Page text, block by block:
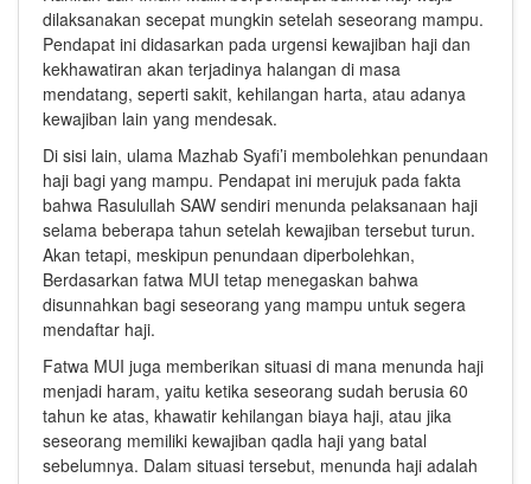
dilaksanakan secepat mungkin setelah seseorang mampu.
Pendapat ini didasarkan pada urgensi kewajiban haji dan
kekhawatiran akan terjadinya halangan di masa
mendatang, seperti sakit, kehilangan harta, atau adanya
kewajiban lain yang mendesak.
Di sisi lain, ulama Mazhab Syafi’i membolehkan penundaan
haji bagi yang mampu. Pendapat ini merujuk pada fakta
bahwa Rasulullah SAW sendiri menunda pelaksanaan haji
selama beberapa tahun setelah kewajiban tersebut turun.
Akan tetapi, meskipun penundaan diperbolehkan,
Berdasarkan fatwa MUI tetap menegaskan bahwa
disunnahkan bagi seseorang yang mampu untuk segera
mendaftar haji.
Fatwa MUI juga memberikan situasi di mana menunda haji
menjadi haram, yaitu ketika seseorang sudah berusia 60
tahun ke atas, khawatir kehilangan biaya haji, atau jika
seseorang memiliki kewajiban qadla haji yang batal
sebelumnya. Dalam situasi tersebut, menunda haji adalah